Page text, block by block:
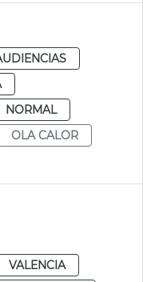
NORMAL
OLA CALOR
VALENCIA